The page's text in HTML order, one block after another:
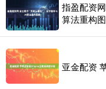
指盈配资
算法重构
亚金配资